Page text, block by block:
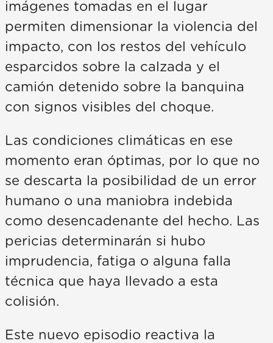
imágenes tomadas en el lugar
permiten dimensionar la violencia del
impacto, con los restos del vehículo
esparcidos sobre la calzada y el
camión detenido sobre la banquina
con signos visibles del choque.
Las condiciones climáticas en ese
momento eran óptimas, por lo que no
se descarta la posibilidad de un error
humano o una maniobra indebida
como desencadenante del hecho. Las
pericias determinarán si hubo
imprudencia, fatiga o alguna falla
técnica que haya llevado a esta
colisión.
Este nuevo episodio reactiva la